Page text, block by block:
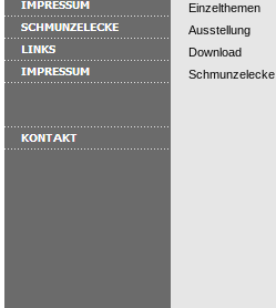
Einzelthemen
Ausstellung
Download
Schmunzelecke